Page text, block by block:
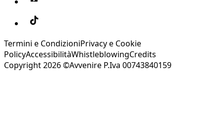
Termini e CondizioniPrivacy e Cookie
PolicyAccessibilitàWhistleblowingCredits
Copyright 2026 ©Avvenire P.Iva 00743840159